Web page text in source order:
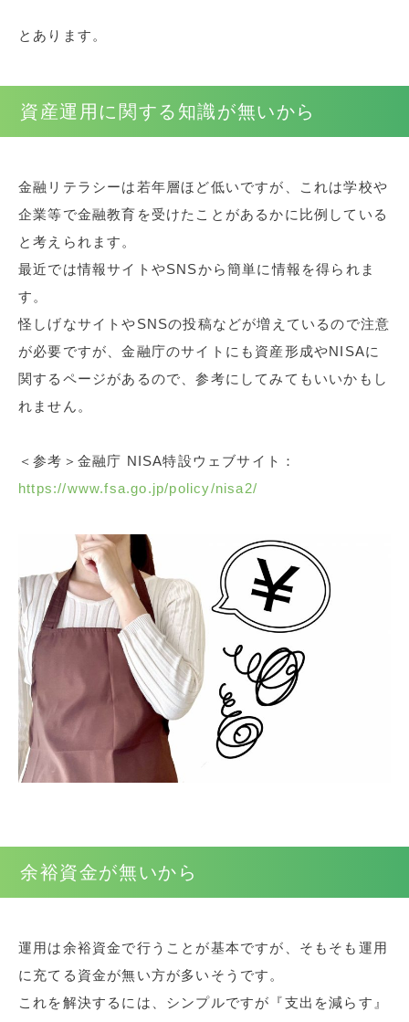
とあります。
資産運用に関する知識が無いから
金融リテラシーは若年層ほど低いですが、これは学校や
企業等で金融教育を受けたことがあるかに比例している
と考えられます。
最近では情報サイトやSNSから簡単に情報を得られま
す。
怪しげなサイトやSNSの投稿などが増えているので注意
が必要ですが、金融庁のサイトにも資産形成やNISAに
関するページがあるので、参考にしてみてもいいかもし
れません。
＜参考＞金融庁 NISA特設ウェブサイト：
https://www.fsa.go.jp/policy/nisa2/
余裕資金が無いから
運用は余裕資金で行うことが基本ですが、そもそも運用
に充てる資金が無い方が多いそうです。
これを解決するには、シンプルですが『支出を減らす』